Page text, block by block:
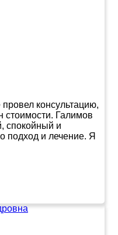
консультацию,
стоимости. Галимов
спокойный и
подход и лечение. Я